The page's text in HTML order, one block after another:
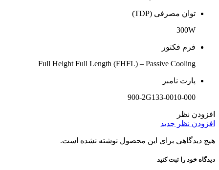
توان مصرفی (TDP)
300W
فرم فکتور
Full Height Full Length (FHFL) – Passive Cooling
پارت نامبر
900-2G133-0010-000
افزودن نظر
افزودن نظر جدید
هیچ دیدگاهی برای این محصول نوشته نشده است.
دیدگاه خود را ثبت کنید